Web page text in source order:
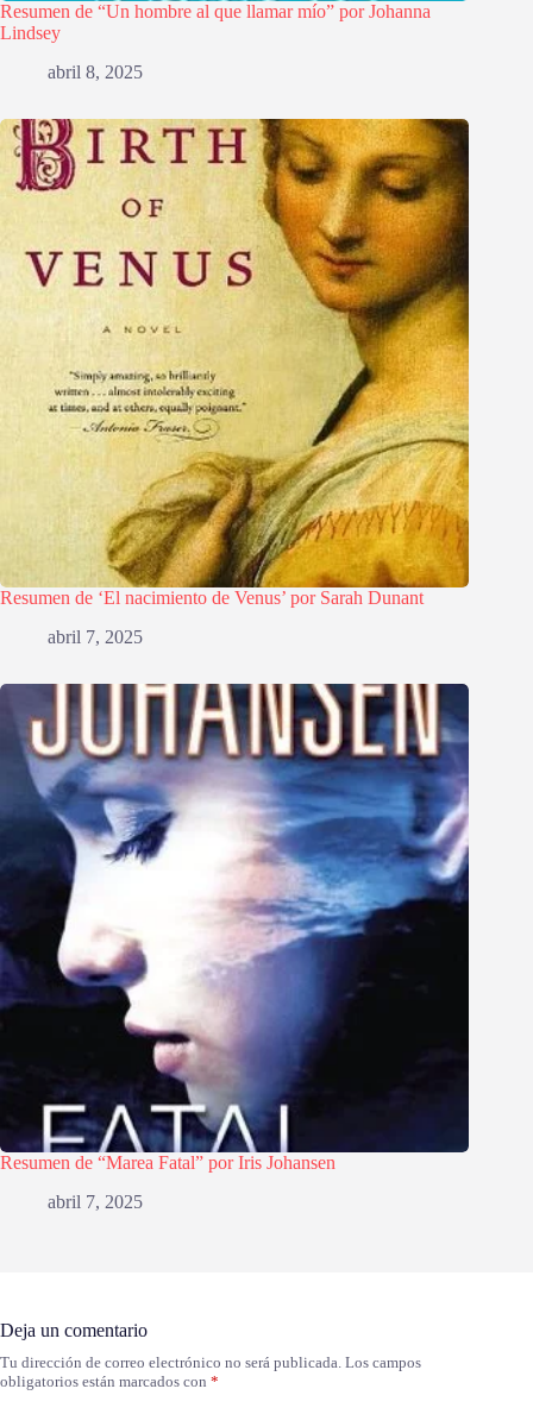
Resumen de “Un hombre al que llamar mío” por Johanna
Lindsey
abril 8, 2025
Resumen de ‘El nacimiento de Venus’ por Sarah Dunant
abril 7, 2025
Resumen de “Marea Fatal” por Iris Johansen
abril 7, 2025
Deja un comentario
Tu dirección de correo electrónico no será publicada. Los campos
obligatorios están marcados con *